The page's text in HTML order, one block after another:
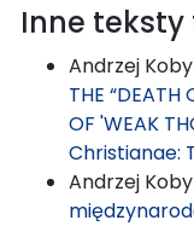
Inne
Andrzej
THE “DEATH
OF 'WEAK
Christianae:
Andrzej